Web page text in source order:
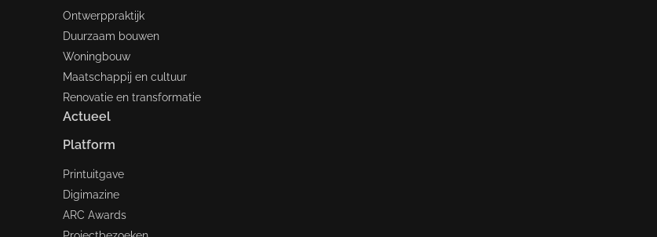
Ontwerppraktijk
Duurzaam bouwen
Woningbouw
Maatschappij en cultuur
Renovatie en transformatie
Actueel
Platform
Printuitgave
Digimazine
ARC Awards